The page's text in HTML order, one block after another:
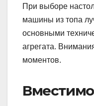
При выборе
машины из топа
основными
агрегата.
моментов.